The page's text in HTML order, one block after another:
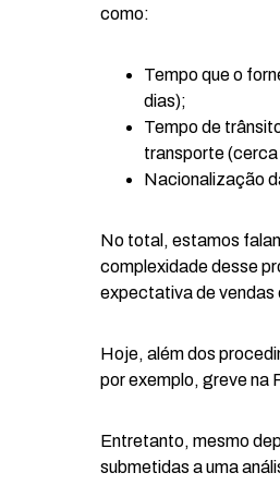
como:
Tempo que o
dias);
Tempo de
transporte (cerca
Nacionalização
No total, estamos
complexidade desse
expectativa de vendas
Hoje, além dos
por exemplo, greve na
Entretanto, mesmo
submetidas a uma